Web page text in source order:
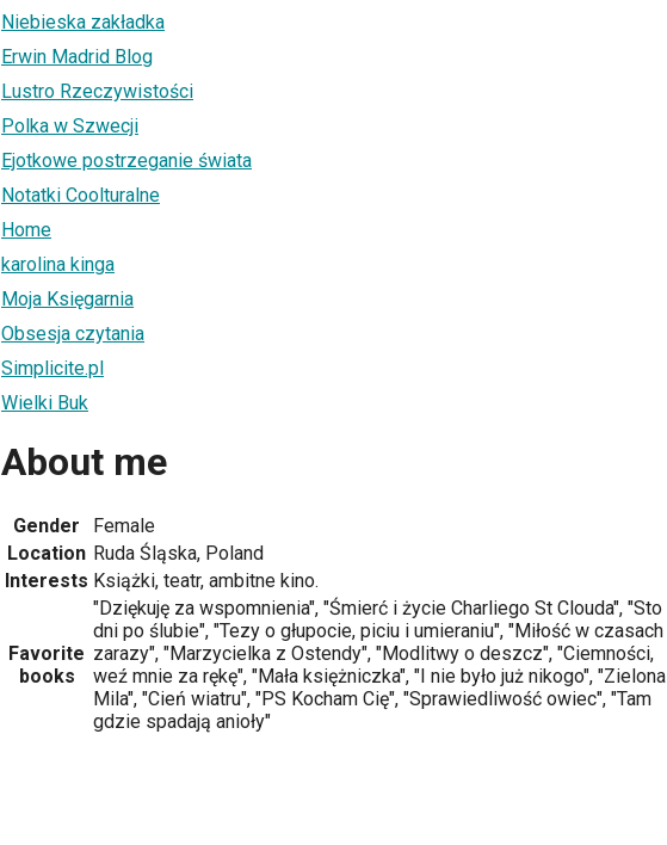
Niebieska zakładka
Erwin Madrid Blog
Lustro Rzeczywistości
Polka w Szwecji
Ejotkowe postrzeganie świata
Notatki Coolturalne
Home
karolina kinga
Moja Księgarnia
Obsesja czytania
Simplicite.pl
Wielki Buk
About me
Gender
Female
Location Ruda Śląska, Poland
Interests Książki, teatr, ambitne kino.
Favorite
books
"Dziękuję za wspomnienia", "Śmierć i życie Charliego St Clouda", "Sto
dni po ślubie", "Tezy o głupocie, piciu i umieraniu", "Miłość w czasach
zarazy", "Marzycielka z Ostendy", "Modlitwy o deszcz", "Ciemności,
weź mnie za rękę", "Mała księżniczka", "I nie było już nikogo", "Zielona
Mila", "Cień wiatru", "PS Kocham Cię", "Sprawiedliwość owiec", "Tam
gdzie spadają anioły"